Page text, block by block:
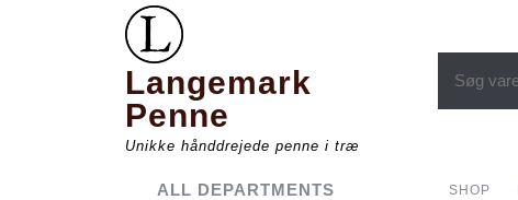
Langemark
Penne
Unikke hånddrejede penne i træ
ALL DEPARTMENTS SHOP